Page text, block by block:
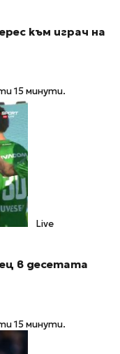
към играч на
15 минути.
Live
в десетата
15 минути.